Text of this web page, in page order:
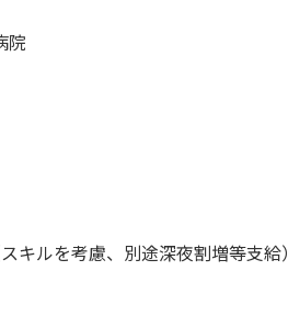
院
キルを考慮、別途深夜割増等支給）